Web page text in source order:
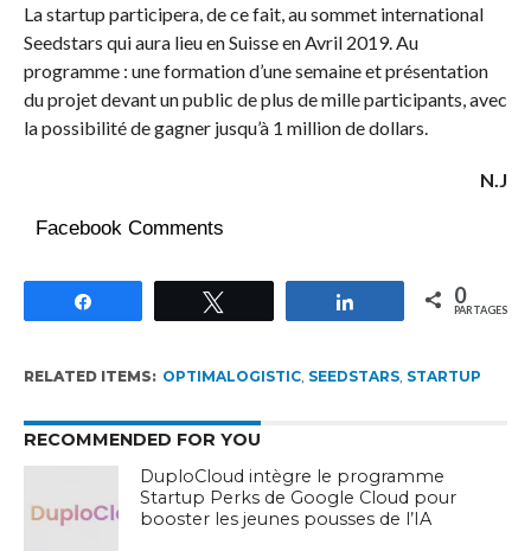
La startup participera, de ce fait, au sommet international
Seedstars qui aura lieu en Suisse en Avril 2019. Au
programme : une formation d’une semaine et présentation
du projet devant un public de plus de mille participants, avec
la possibilité de gagner jusqu’à 1 million de dollars.
N.J
Facebook Comments
Partagez 0
PARTAGES
RELATED ITEMS: OPTIMALOGISTIC, SEEDSTARS, STARTUP
RECOMMENDED FOR YOU
DuploCloud intègre le programme
Startup Perks de Google Cloud pour
booster les jeunes pousses de l’IA